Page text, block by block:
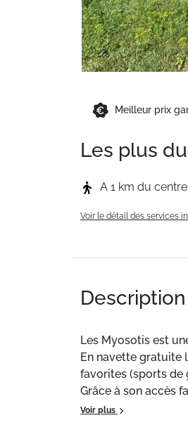
Meilleur prix
Les plus
A 1 km du centre
Voir le détail des services
Les Myosotis est
En navette gratuite
favorites (sports de
Grâce à son accès
Voir plus